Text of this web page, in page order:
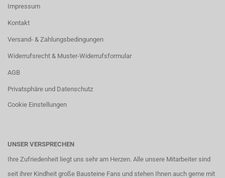
Impressum
Kontakt
Versand- & Zahlungsbedingungen
Widerrufsrecht & Muster-Widerrufsformular
AGB
Privatsphäre und Datenschutz
Cookie Einstellungen
UNSER VERSPRECHEN
Ihre Zufriedenheit liegt uns sehr am Herzen. Alle unsere Mitarbeiter sind
seit ihrer Kindheit große Bausteine Fans und stehen Ihnen auch gerne mit